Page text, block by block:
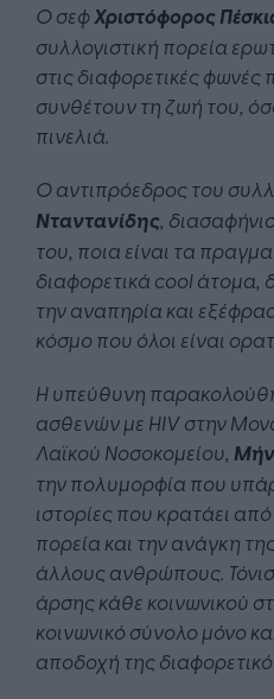
Ο σεφΧριστόφορος
συλλογιστική πορεία
στις διαφορετικές
συνθέτουν τη ζωή του,
πινελιά.
Ο αντιπρόεδρος του
Νταντανίδης,
του, ποια είναι τα
διαφορετικά cool άτομα,
την αναπηρία και
κόσμο που όλοι είναι
Η υπεύθυνη
ασθενών με HIV στην
Λαϊκού Νοσοκομείου,
την πολυμορφία που
ιστορίες που κρατάει
πορεία και την ανάγκη
άλλους ανθρώπους.
άρσης κάθε κοινωνικού
κοινωνικό σύνολο μόνο
αποδοχή της